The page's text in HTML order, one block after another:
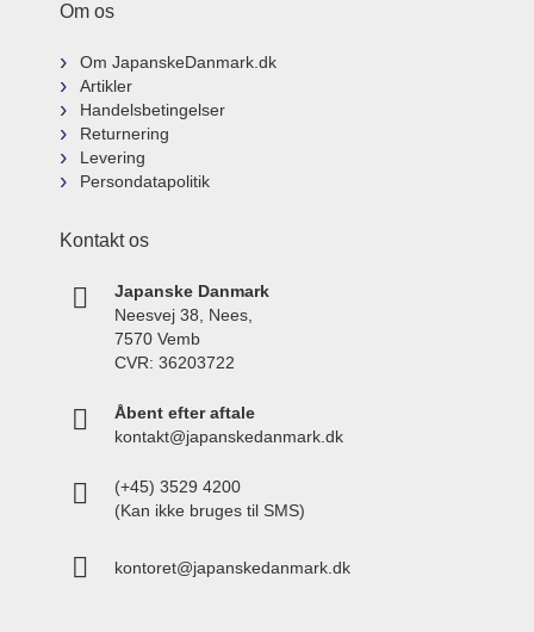
Om os
Om JapanskeDanmark.dk
Artikler
Handelsbetingelser
Returnering
Levering
Persondatapolitik
Kontakt os
Japanske Danmark
Neesvej 38, Nees,
7570 Vemb
CVR: 36203722
Åbent efter aftale
kontakt@japanskedanmark.dk
(+45) 3529 4200
(Kan ikke bruges til SMS)
kontoret@japanskedanmark.dk